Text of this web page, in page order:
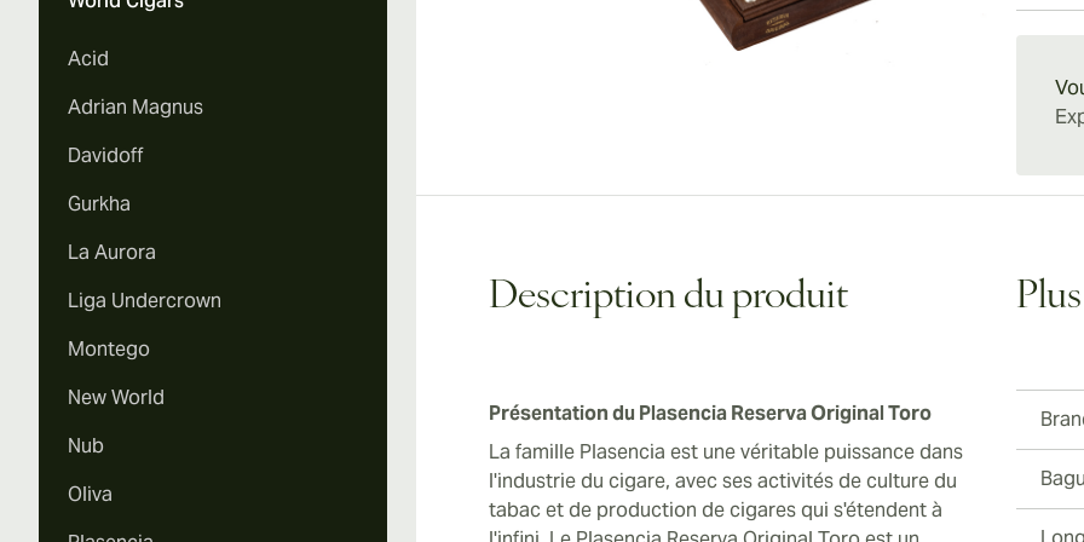
Acid
Adrian Magnus
Davidoff
Gurkha
La Aurora
Liga Undercrown
Montego
New World
Nub
Oliva
de la
Description du produit
Présentation du Plasencia Reserva Original Toro
La famille Plasencia est une véritable puissance dans
l'industrie du cigare, avec ses activités de culture du
tabac et de production de cigares qui s'étendent à